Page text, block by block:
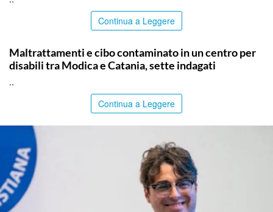
Continua a Leggere
Maltrattamenti e cibo contaminato in un centro per
disabili tra Modica e Catania, sette indagati
..
Continua a Leggere